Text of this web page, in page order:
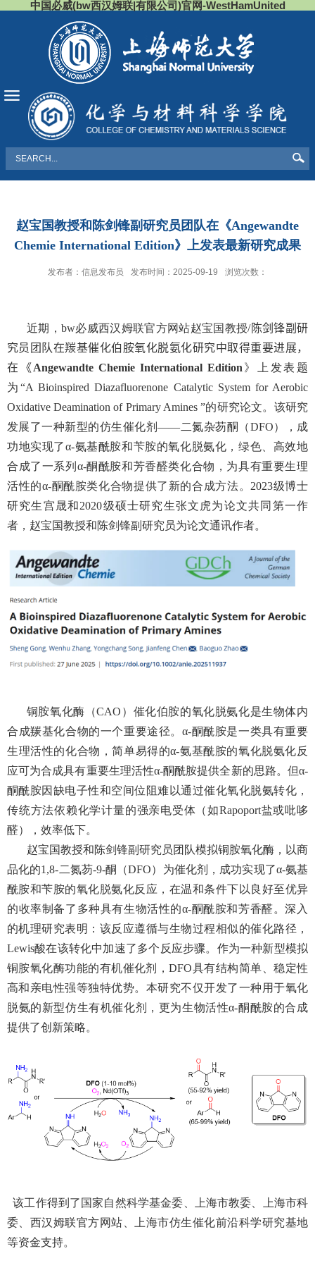
中国必威(bw西汉姆联|有限公司)官网-WestHamUnited
赵宝国教授和陈剑锋副研究员团队在《Angewandte
Chemie International Edition》上发表最新研究成果
发布者：信息发布员 发布时间：2025-09-19 浏览次数：
近期，​bw必威西汉姆联官方网站赵宝国教授/陈剑锋副研
究员团队在羰基催化伯胺氧化脱氨化研究中取得重要进展，
在《 Angewandte Chemie International Edition 》上发表题
为“A Bioinspired Diazafluorenone Catalytic System for Aerobic
Oxidative Deamination of Primary Amines ”的研究论文。该研究
发展了一种新型的仿生催化剂——二氮杂芴酮（DFO），成
功地实现了α-氨基酰胺和苄胺的氧化脱氨化，绿色、高效地
合成了一系列 α-酮酰胺和芳香醛类化合物，为具有重要生理
活性的α-酮酰胺类化合物提供了新的合成方法。 2023级博士
研究生宫晟和2020级硕士研究生张文虎为论文共同第一作
者，赵宝国教授和陈剑锋副研究员为论文通讯作者。
铜胺氧化酶（CAO ）催化伯胺的氧化脱氨化是生物体内
合成羰基化合物的一个重要途径。 α-酮酰胺是一类具有重要
生理活性的化合物，简单易得的α-氨基酰胺的氧化脱氨化反
应可为合成具有重要生理活性α-酮酰胺提供全新的思路。但α-
酮酰胺因缺电子性和空间位阻难以通过催化氧化脱氨转化，
传统方法依赖化学计量的强亲电受体（如Rapoport盐或吡哆
醛），效率低下。
赵宝国教授和陈剑锋副研究员团队模拟铜胺氧化酶，以商
品化的1,8-二氮芴-9-酮（DFO）为催化剂，成功实现了α-氨基
酰胺和苄胺的氧化脱氨化反应，在温和条件下以良好至优异
的收率制备了多种具有生物活性的α-酮酰胺和芳香醛。深入
的机理研究表明：该反应遵循与生物过程相似的催化路径，
Lewis酸在该转化中加速了多个反应步骤。作为一种新型模拟
铜胺氧化酶功能的有机催化剂，DFO具有结构简单、稳定性
高和亲电性强等独特优势。本研究不仅开发了一种用于氧化
脱氨的新型仿生有机催化剂，更为生物活性α-酮酰胺的合成
提供了创新策略。
该工作得到了国家自然科学基金委、上海市教委、上海市科
委、西汉姆联官方网站、上海市仿生催化前沿科学研究基地
等资金支持。